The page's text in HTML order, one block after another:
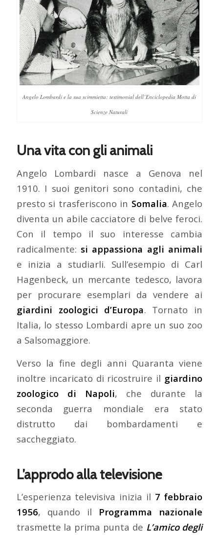
Angelo Lombardi e la sua scimmietta: testimonial dell’Enciclopedia Motta di
Scienze Naturali
Una vita con gli animali
Angelo Lombardi nasce a Genova nel
1910. I suoi genitori sono contadini, che
presto si trasferiscono in Somalia. Angelo
diventa un abile cacciatore di belve feroci.
Con il tempo il suo interesse cambia
radicalmente: si appassiona agli animali
e inizia a studiarli. Sull’esempio di Carl
Hagenbeck, un mercante tedesco, lavora
per procurare esemplari da vendere ai
giardini zoologici d’Europa. Tornato in
Italia, lo stesso Lombardi apre un suo zoo
a Salsomaggiore.
Verso la fine degli anni Quaranta viene
inoltre incaricato di ricostruire il giardino
zoologico di Napoli, che durante la
seconda guerra mondiale era stato
distrutto dai bombardamenti e
saccheggiato.
L’approdo alla televisione
L’esperienza televisiva inizia il 7 febbraio
1956, quando il Programma nazionale
trasmette la prima punta de L’amico degli